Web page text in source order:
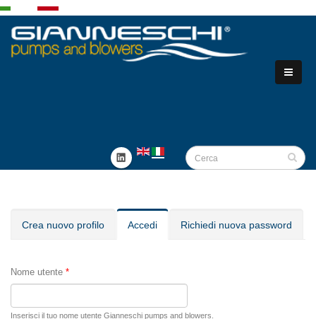
SCHEDE PRIMARIE
Crea nuovo profilo Accedi (schedaRichiedi nuova password
Nome utente *
Inserisci il tuo nome utente Gianneschi pumps and blowers.